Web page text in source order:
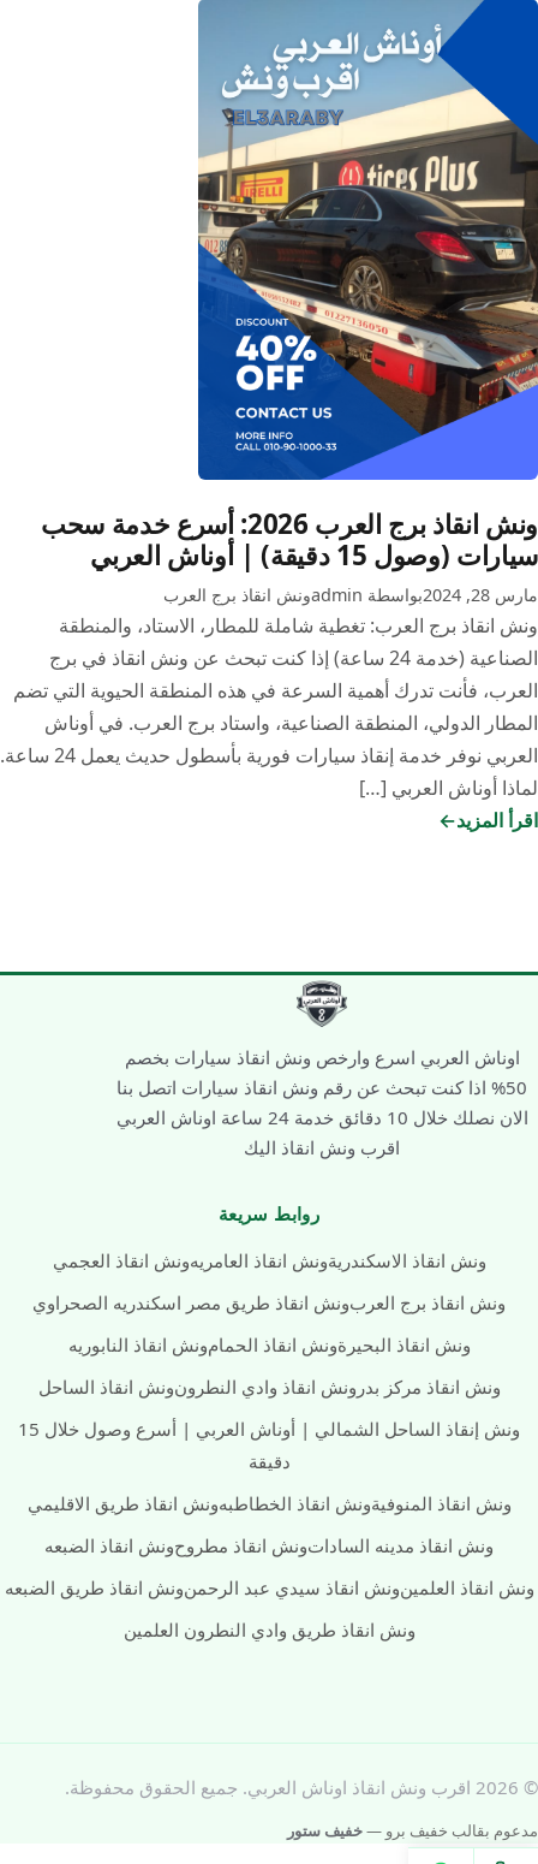
خدمة
24
ساعة
|
أوناش
العربي
ونش انقاذ برج العرب 2026: أسرع خدمة سحب
سيارات (وصول 15 دقيقة) | أوناش العربي
مارس 28, 2024 بواسطة admin ونش انقاذ برج العرب
ونش انقاذ برج العرب: تغطية شاملة للمطار، الاستاد، والمنطقة
الصناعية (خدمة 24 ساعة) إذا كنت تبحث عن ونش انقاذ في برج
العرب، فأنت تدرك أهمية السرعة في هذه المنطقة الحيوية التي تضم
المطار الدولي، المنطقة الصناعية، واستاد برج العرب. في أوناش
العربي نوفر خدمة إنقاذ سيارات فورية بأسطول حديث يعمل 24 ساعة.
لماذا أوناش العربي […]
اقرأ المزيد
ونش
2026:
سحب
سيارات
(وصول
اوناش العربي اسرع وارخص ونش انقاذ سيارات بخصم
50% اذا كنت تبحث عن رقم ونش انقاذ سيارات اتصل بنا
الان نصلك خلال 10 دقائق خدمة 24 ساعة اوناش العربي
اقرب ونش انقاذ اليك
روابط سريعة
ونش انقاذ الاسكندريةونش انقاذ العامريهونش انقاذ العجمي
ونش انقاذ برج العربونش انقاذ طريق مصر اسكندريه الصحراوي
ونش انقاذ البحيرةونش انقاذ الحمامونش انقاذ النابوريه
ونش انقاذ مركز بدر ونش انقاذ وادي النطرونونش انقاذ الساحل
ونش إنقاذ الساحل الشمالي | أوناش العربي | أسرع وصول خلال 15
دقيقة
ونش انقاذ المنوفيةونش انقاذ الخطاطبهونش انقاذ طريق الاقليمي
ونش انقاذ مدينه الساداتونش انقاذ مطروحونش انقاذ الضبعه
ونش انقاذ العلمينونش انقاذ سيدي عبد الرحمنونش انقاذ طريق الضبعه
ونش انقاذ طريق وادي النطرون العلمين
© 2026 اقرب ونش انقاذ اوناش العربي. جميع الحقوق محفوظة.
مدعوم بقالب خفيف برو —خفيف ستور